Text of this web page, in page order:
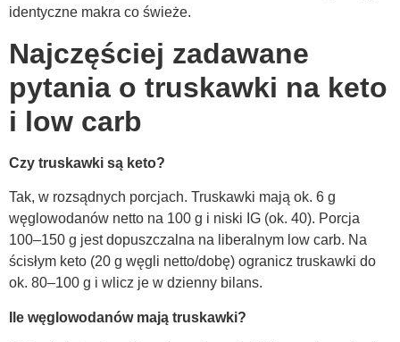
identyczne makra co świeże.
Najczęściej zadawane
pytania o truskawki na keto
i low carb
Czy truskawki są keto?
Tak, w rozsądnych porcjach. Truskawki mają ok. 6 g
węglowodanów netto na 100 g i niski IG (ok. 40). Porcja
100–150 g jest dopuszczalna na liberalnym low carb. Na
ścisłym keto (20 g węgli netto/dobę) ogranicz truskawki do
ok. 80–100 g i wlicz je w dzienny bilans.
Ile węglowodanów mają truskawki?